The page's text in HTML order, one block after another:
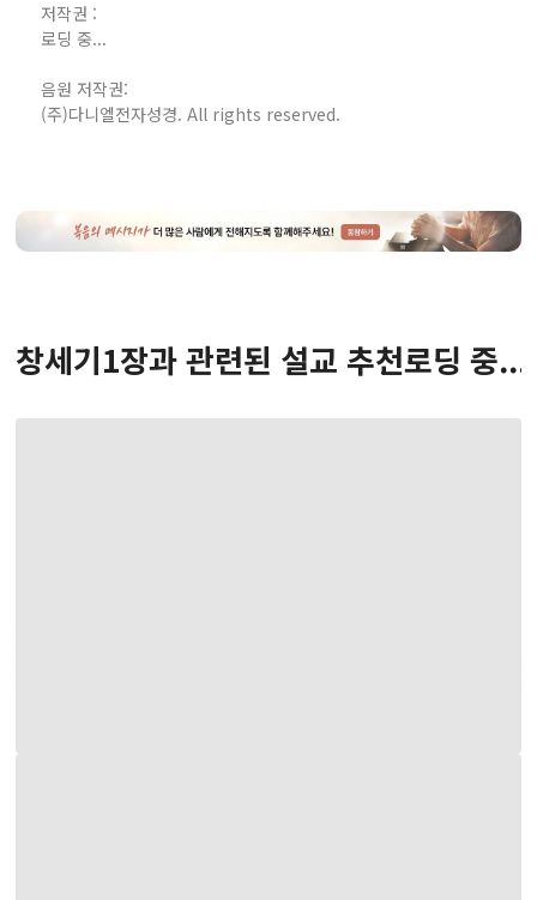
저작권 :
로딩 중...
음원 저작권:
(주)다니엘전자성경. All rights reserved.
창세기1장과 관련된 설교 추천로딩 중...